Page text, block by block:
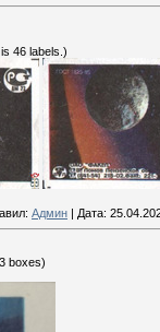
46 labels.)
Админ | Дата:
boxes)